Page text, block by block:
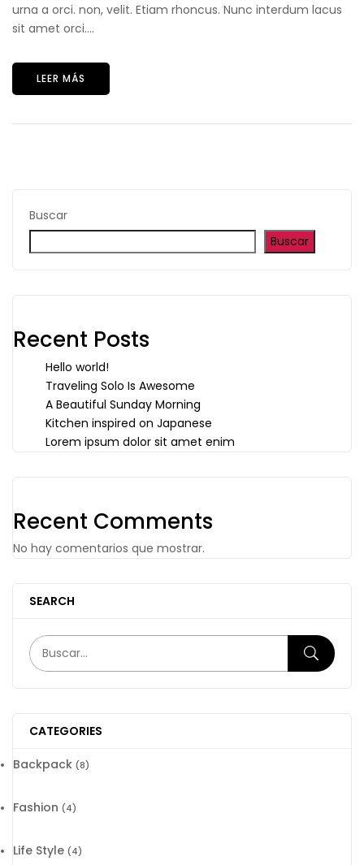
Buscar
Buscar
Recent Posts
Hello world!
Traveling Solo Is Awesome
A Beautiful Sunday Morning
Kitchen inspired on Japanese
Lorem ipsum dolor sit amet enim
Recent Comments
No hay comentarios que mostrar.
SEARCH
CATEGORIES
Backpack (8)
Fashion (4)
Life Style (4)
urna a orci. non, velit. Etiam rhoncus. Nunc interdum lacus
sit amet orci....
LEER MÁS